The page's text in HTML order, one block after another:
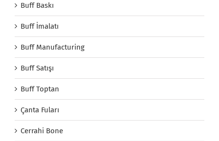
Buff Baskı
Buff İmalatı
Buff Manufacturing
Buff Satışı
Buff Toptan
Çanta Fuları
Cerrahi Bone